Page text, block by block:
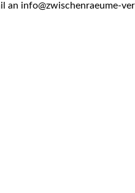
an info@zwischenraeume-